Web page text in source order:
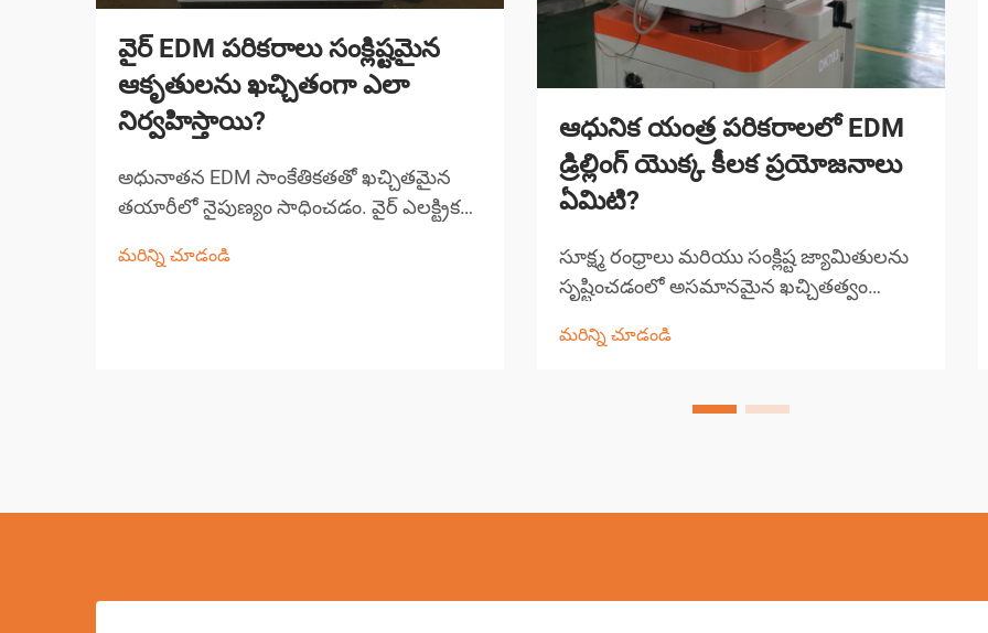
వైర్ EDM పరికరాలు సంక్లిష్టమైన
ఆకృతులను ఖచ్చితంగా ఎలా
నిర్వహిస్తాయి?
అధునాతన EDM సాంకేతికతతో ఖచ్చితమైన
తయారీలో నైపుణ్యం సాధించడం. వైర్ ఎలక్ట్రికల్
తయారీలో ఒక ముఖ్యమైన భాగంగా ఉంది,
మరిన్ని చూడండి
ఆధునిక యంత్ర పరికరాలలో EDM
డ్రిల్లింగ్ యొక్క కీలక ప్రయోజనాలు
ఏమిటి?
సూక్ష్మ రంధ్రాలు మరియు సంక్లిష్ట జ్యామితులను
సృష్టించడంలో అసమానమైన ఖచ్చితత్వం
EDM డ్రిల్లింగ్ ఖచ్చితమైన తయారీ పరిశ్రమను
మెషినింగ్ పద్ధతి పదార్థాన్ని తొలగించడానికి
మరిన్ని చూడండి